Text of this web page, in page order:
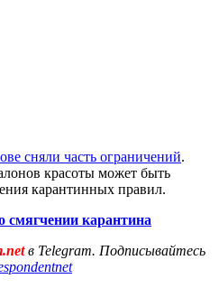
сняли часть ограничений.
красоты может быть
карантинных правил.
смягчении карантина
в Telegram. Подписывайтесь